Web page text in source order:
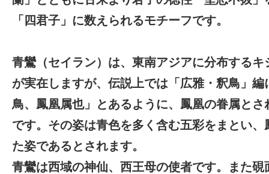
「四君子」に数えられるモチーフです。
青鸞（セイラン）は、東南アジアに分布するキ
が実在しますが、伝説上では「広雅・釈鳥」編
鳥、鳳凰属也」とあるように、鳳凰の眷属とさ
です。その姿は青色を多く含む五彩をまとい、
た姿であるとされます。
青鸞は西域の神仙、西王母の使者です。また硯